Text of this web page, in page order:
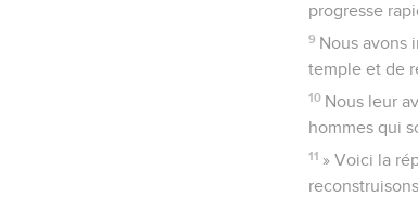
progresse
9 Nous avons
temple et de
10 Nous leur
hommes qui
11 » Voici la